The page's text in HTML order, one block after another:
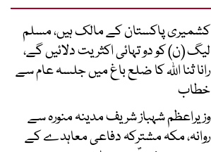
کشمیری پاکستان کے مالک ہیں، مسلم
لیگ (ن) کو دو تہائی اکثریت دلائیں گے،
رانا ثنا اللہ کا ضلع باغ میں جلسہ عام سے
خطاب
وزیراعظم شہباز شریف مدینہ منورہ سے
روانہ، مکہ مشترکہ دفاعی معاہدے کے